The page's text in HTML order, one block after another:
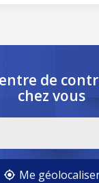
de
chez vous
Me